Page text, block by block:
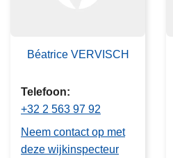
Béatrice VERVISCH
Telefoon
+32 2 563 97 92
Neem contact op met
deze wijkinspecteur